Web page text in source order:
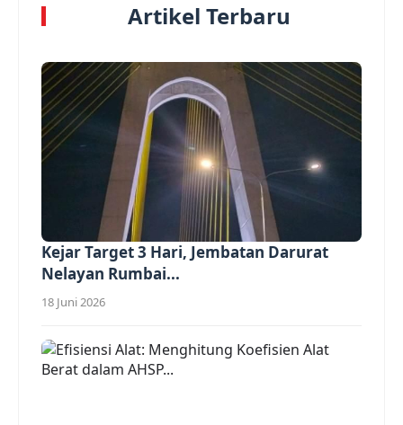
Artikel Terbaru
Kejar Target 3 Hari, Jembatan Darurat
Nelayan Rumbai...
18 Juni 2026